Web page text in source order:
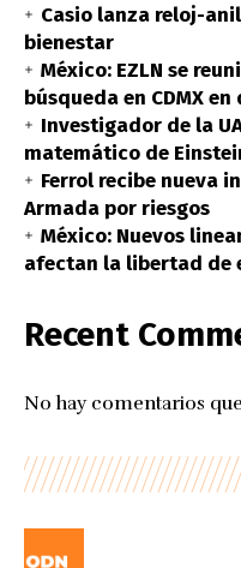
Casio lanza reloj-
bienestar
México: EZLN se
búsqueda en CDMX
Investigador de la
matemático de
Ferrol recibe nueva
Armada por riesgos
México: Nuevos
afectan la libertad de
Recent
No hay comentarios